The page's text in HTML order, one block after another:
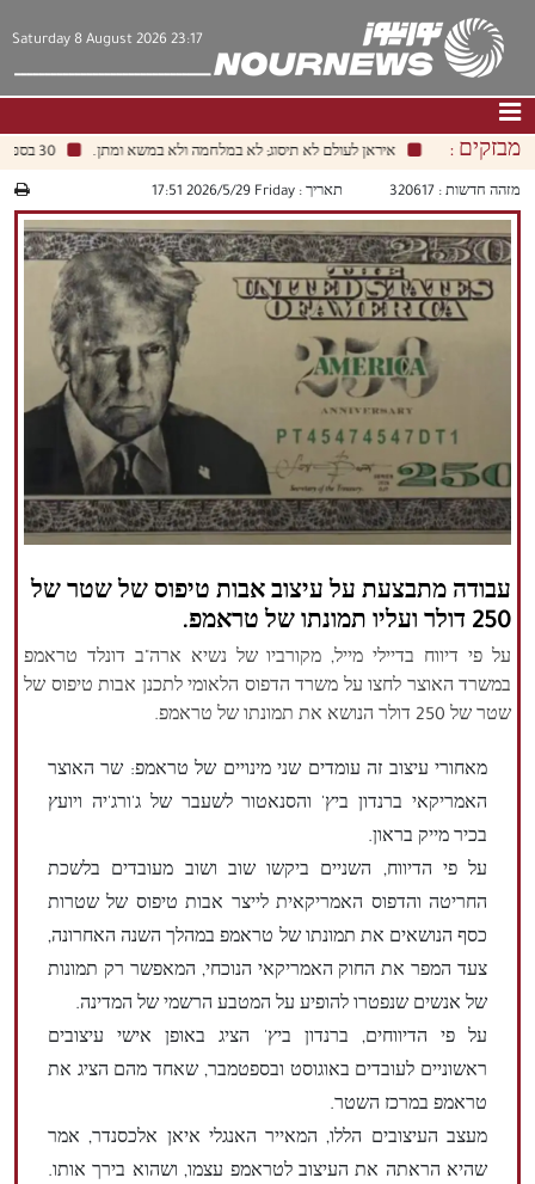
Saturday 8 August 2026 23:17
דף הבית| צור קשר| אודות
חדשות
תרבות וחברה
כלכלה
מולטימדיה
|
עברית |
русский | 中文
|
הזכויות שמורות נור ניוז
מבזקים : 30 בספטמבר הוא המועד האחרון לנסיגת כוחות הקואליציה מעיראק. איראן לעולם לא תיסוג; לא במלחמה ולא במשא ומתן.
מזהה חדשות : 320617 תאריך :‫‫Friday‬‬ 2026/5/29 17:51
עבודה מתבצעת על עיצוב אבות טיפוס של שטר של
250 דולר ועליו תמונתו של טראמפ.
על פי דיווח בדיילי מייל, מקורביו של נשיא ארה"ב דונלד טראמפ
במשרד האוצר לחצו על משרד הדפוס הלאומי לתכנן אבות טיפוס של
שטר של 250 דולר הנושא את תמונתו של טראמפ.
מאחורי עיצוב זה עומדים שני מינויים של טראמפ: שר האוצר
האמריקאי ברנדון ביץ' והסנאטור לשעבר של ג'ורג'יה ויועץ
בכיר מייק בראון.
על פי הדיווח, השניים ביקשו שוב ושוב מעובדים בלשכת
החריטה והדפוס האמריקאית לייצר אבות טיפוס של שטרות
כסף הנושאים את תמונתו של טראמפ במהלך השנה האחרונה,
צעד המפר את החוק האמריקאי הנוכחי, המאפשר רק תמונות
של אנשים שנפטרו להופיע על המטבע הרשמי של המדינה.
על פי הדיווחים, ברנדון ביץ' הציג באופן אישי עיצובים
ראשוניים לעובדים באוגוסט ובספטמבר, שאחד מהם הציג את
טראמפ במרכז השטר.
מעצב העיצובים הללו, המאייר האנגלי איאן אלכסנדר, אמר
שהיא הראתה את העיצוב לטראמפ עצמו, ושהוא בירך אותו.